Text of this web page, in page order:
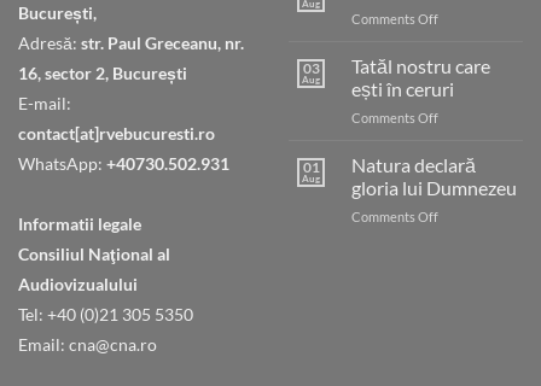
București,
Adresă: str. Paul Greceanu, nr.
16, sector 2, București
E-mail:
contact[at]rvebucuresti.ro
WhatsApp: +40730.502.931
Informatii legale
Consiliul Naţional al
Audiovizualului
Tel: +40 (0)21 305 5350
Email: cna@cna.ro
Aug
Comments Offon
03
Aug
Tatăl nostru care
ești în ceruri
Comments Offon
nostru
care
ești
în
01
Aug
Natura declară
gloria lui Dumnezeu
Comments Offon